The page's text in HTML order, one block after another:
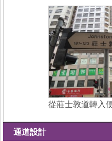
從莊士敦道轉入
通道設計